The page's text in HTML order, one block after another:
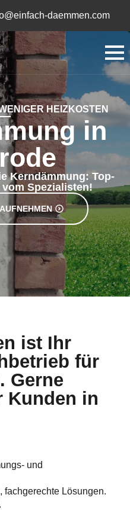
daemmen.com
HEIZKOSTEN
in
Kerndämmung: Top-
Spezialisten!
ist Ihr
für
Gerne
Kunden in
und
fachgerechte Lösungen.